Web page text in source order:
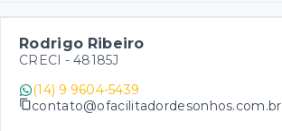
Rodrigo Ribeiro
CRECI - 48185J
(14) 9 9604-5439
contato@ofacilitadordesonhos.com.br